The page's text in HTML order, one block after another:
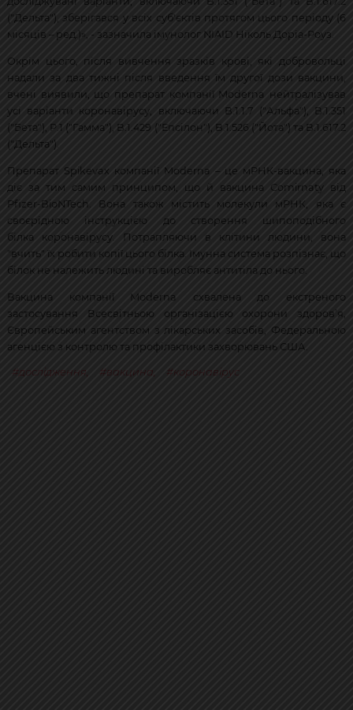
("Дельта"), зберігався у всіх суб'єктів протягом цього періоду (6
місяців – ред.)», - зазначила імунолог NIAID Ніколь Доріа-Роуз.
Окрім цього, після вивчення зразків крові, які добровольці
надали за два тижні після введення їм другої дози вакцини,
вчені виявили, що препарат компанії Moderna нейтралізував
усі варіанти коронавірусу, включаючи B.1.1.7 ("Альфа"), B.1.351
("Бета"), P.1 ("Гамма"), B.1.429 ("Епсілон"), B.1.526 ("Йота") та B.1.617.2
("Дельта").
Препарат Spikevax компанії Moderna – це мРНК-вакцина, яка
діє за тим самим принципом, що й вакцина Comirnaty від
Pfizer-BioNTech. Вона також містить молекули мРНК, яка є
своєрідною інструкцією до створення шипоподібного
білка коронавірусу. Потрапляючи в клітини людини, вона
"вчить" їх робити копії цього білка. Імунна система розпізнає, що
білок не належить людині та виробляє антитіла до нього.
Вакцина компанії Moderna схвалена до екстреного
застосування Всесвітньою організацією охорони здоров’я,
Європейським агентством з лікарських засобів, Федеральною
агенцією з контролю та профілактики захворювань США.
дослідження вакцина коронавірус